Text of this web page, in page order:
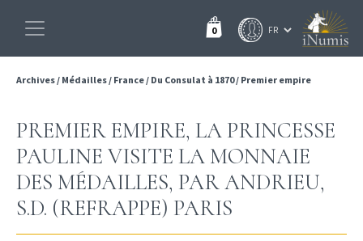
0
Archives/ Médailles/ France/ Du Consulat à 1870/ Premier empire
PREMIER EMPIRE, LA PRINCESSE
PAULINE VISITE LA MONNAIE
DES MÉDAILLES, PAR ANDRIEU,
S.D. (REFRAPPE) PARIS